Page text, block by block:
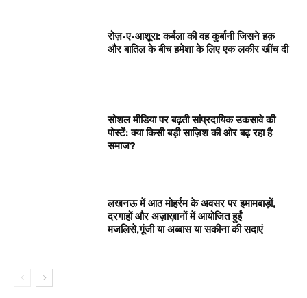
रोज़-ए-आशूरा: कर्बला की वह कुर्बानी जिसने हक़
और बातिल के बीच हमेशा के लिए एक लकीर खींच दी
सोशल मीडिया पर बढ़ती सांप्रदायिक उकसावे की
पोस्टें: क्या किसी बड़ी साज़िश की ओर बढ़ रहा है
समाज?
लखनऊ में आठ मोहर्रम के अवसर पर इमामबाड़ों,
दरगाहों और अज़ाख़ानों में आयोजित हुईं
मजलिसे,गूंजी या अब्बास या सकीना की सदाएं